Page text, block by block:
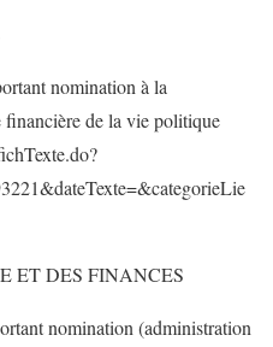
nomination à la
financière de la vie politique
ET DES FINANCES
nomination (administration